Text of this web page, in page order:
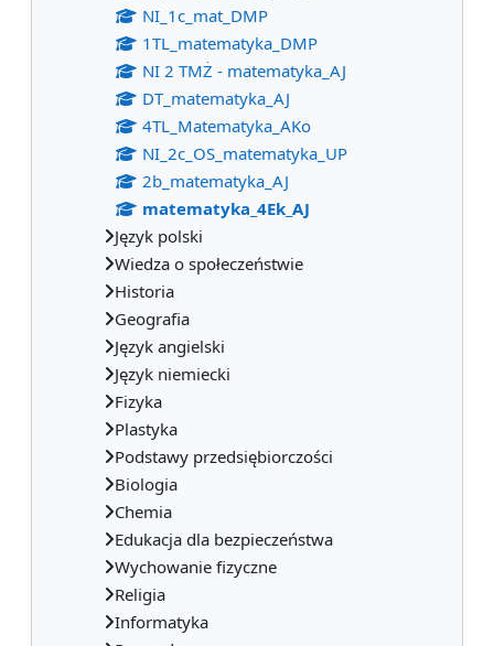
NI_1c_mat_DMP
1TL_matematyka_DMP
NI 2 TMŻ - matematyka_AJ
DT_matematyka_AJ
4TL_Matematyka_AKo
NI_2c_OS_matematyka_UP
2b_matematyka_AJ
matematyka_4Ek_AJ
Język polski
Wiedza o społeczeństwie
Historia
Geografia
Język angielski
Język niemiecki
Fizyka
Plastyka
Podstawy przedsiębiorczości
Biologia
Chemia
Edukacja dla bezpieczeństwa
Wychowanie fizyczne
Religia
Informatyka